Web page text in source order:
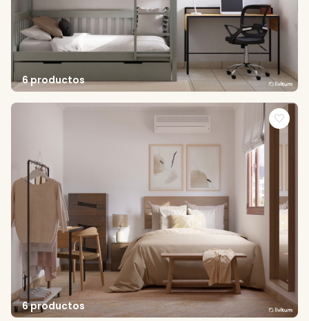
6 productos
6 productos